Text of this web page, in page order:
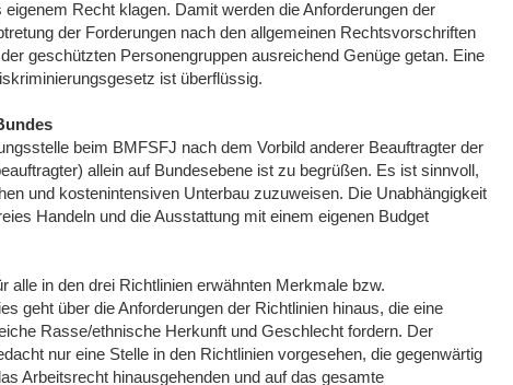
Recht klagen. Damit werden die Anforderungen der
der Forderungen nach den allgemeinen Rechtsvorschriften
geschützten Personengruppen ausreichend Genüge getan. Eine
ist überflüssig.
beim BMFSFJ nach dem Vorbild anderer Beauftragter der
allein auf Bundesebene ist zu begrüßen. Es ist sinnvoll,
und kostenintensiven Unterbau zuzuweisen. Die Unabhängigkeit
Handeln und die Ausstattung mit einem eigenen Budget
alle in den drei Richtlinien erwähnten Merkmale bzw.
geht über die Anforderungen der Richtlinien hinaus, die eine
Rasse/ethnische Herkunft und Geschlecht fordern. Der
nur eine Stelle in den Richtlinien vorgesehen, die gegenwärtig
Arbeitsrecht hinausgehenden und auf das gesamte